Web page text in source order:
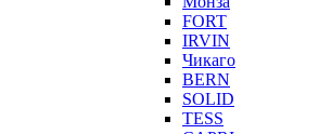
FORT
IRVIN
Чикаго
BERN
SOLID
TESS